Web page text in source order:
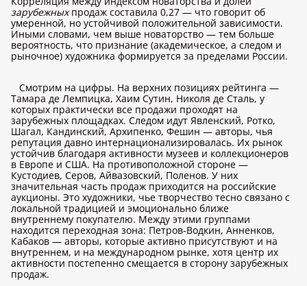
зарубежныхпродаж составила 0,27 — что говорит об
умеренной, но устойчивой положительной зависимости.
Иными словами, чем выше новаторство — тем больше
вероятность, что признание (академическое, а следом и
рыночное) художника формируется за пределами России.
Смотрим на цифры. На верхних позициях рейтинга —
Тамара де Лемпицка, Хаим Сутин, Николя де Сталь, у
которых практически все продажи проходят на
зарубежных площадках. Следом идут Явленский, Ротко,
Шагал, Кандинский, Архипенко, Фешин — авторы, чья
репутация давно интернационализировалась. Их рынок
устойчив благодаря активности музеев и коллекционеров
в Европе и США. На противоположной стороне —
Кустодиев, Серов, Айвазовский, Поленов. У них
значительная часть продаж приходится на российские
аукционы. Это художники, чье творчество тесно связано с
локальной традицией и эмоционально ближе
внутреннему покупателю. Между этими группами
находится переходная зона: Петров-Водкин, Анненков,
Кабаков — авторы, которые активно присутствуют и на
внутреннем, и на международном рынке, хотя центр их
активности постепенно смещается в сторону зарубежных
продаж.